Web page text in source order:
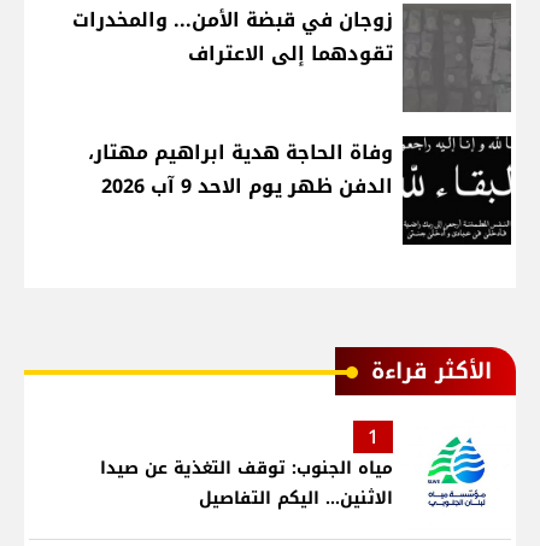
زوجان في قبضة الأمن... والمخدرات
تقودهما إلى الاعتراف
وفاة الحاجة هدية ابراهيم مهتار،
الدفن ظهر يوم الاحد 9 آب 2026
الأكثر قراءة
1
مياه الجنوب: توقف التغذية عن صيدا
الاثنين... اليكم التفاصيل